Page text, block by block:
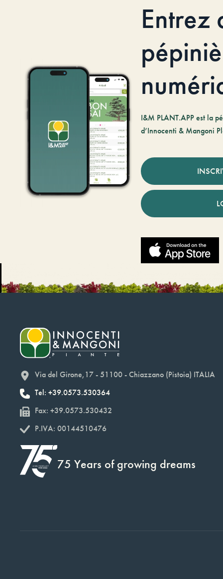
Entrez
I&M PLANT.APP est la
d’Innocenti & Mangoni
Via del Girone,17 - 51100 - Chiazzano (Pistoia) ITALIA
Tel: +39.0573.530364
Fax: +39.0573.530432
P.IVA: 00144510476
75 Years of growing dreams